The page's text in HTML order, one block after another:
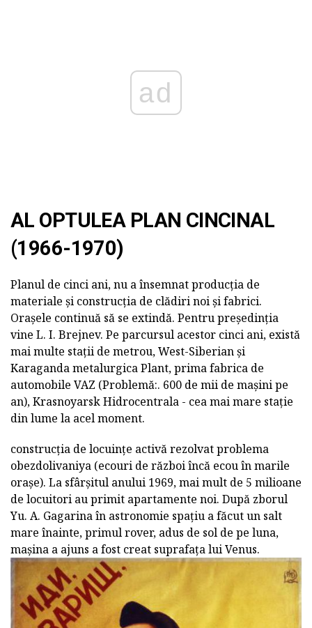
ad
AL OPTULEA PLAN CINCINAL
(1966-1970)
Planul de cinci ani, nu a însemnat producția de
materiale și construcția de clădiri noi și fabrici.
Orașele continuă să se extindă. Pentru președinția
vine L. I. Brejnev. Pe parcursul acestor cinci ani, există
mai multe stații de metrou, West-Siberian și
Karaganda metalurgica Plant, prima fabrica de
automobile VAZ (Problemă:. 600 de mii de mașini pe
an), Krasnoyarsk Hidrocentrala - cea mai mare stație
din lume la acel moment.
construcția de locuințe activă rezolvat problema
obezdolivaniya (ecouri de război încă ecou în marile
orașe). La sfârșitul anului 1969, mai mult de 5 milioane
de locuitori au primit apartamente noi. După zborul
Yu. A. Gagarina în astronomie spațiu a făcut un salt
mare înainte, primul rover, adus de sol de pe luna,
mașina a ajuns a fost creat suprafața lui Venus.